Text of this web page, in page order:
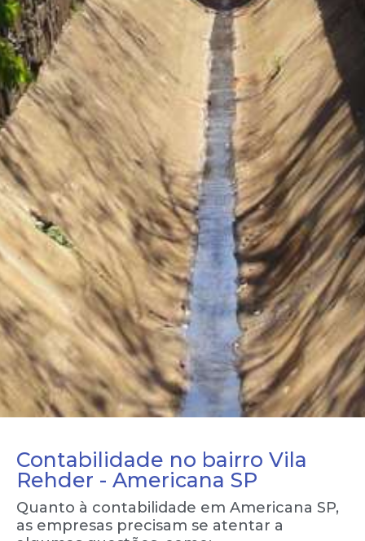
Contabilidade no bairro Vila
Rehder - Americana SP
Quanto à contabilidade em Americana SP,
as empresas precisam se atentar a